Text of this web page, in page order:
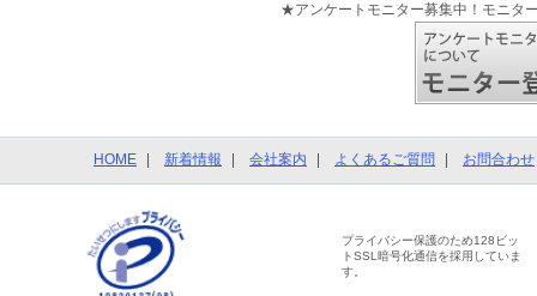
★アンケートモニター募集中！モニタ
HOME 新着情報 会社案内 よくあるご質問 お問合わせ
プライバシー保護のため128ビッ
トSSL暗号化通信を採用していま
す。